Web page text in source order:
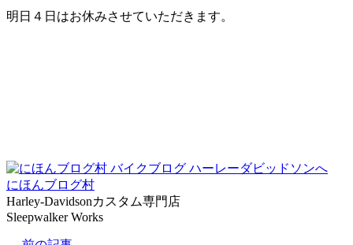
明日４日はお休みさせていただきます。
にほんブログ村
Harley-Davidsonカスタム専門店
Sleepwalker Works